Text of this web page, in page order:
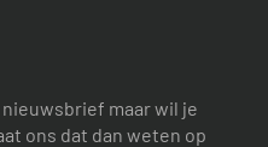
maar wil je
ons dat dan weten op